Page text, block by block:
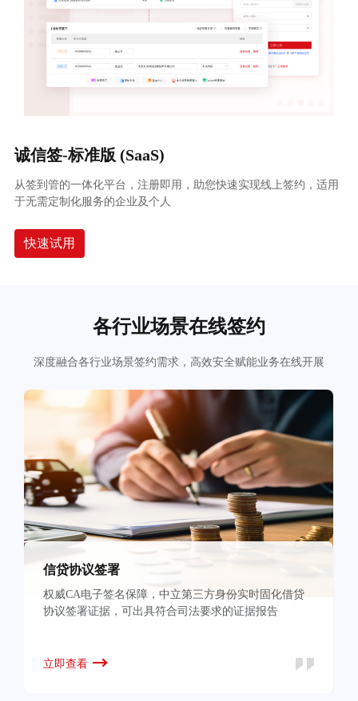
诚信签-标准版 (SaaS)
从签到管的一体化平台，注册即用，助您快速实现线上签约，适用
于无需定制化服务的企业及个人
快速试用
各行业场景在线签约
深度融合各行业场景签约需求，高效安全赋能业务在线开展
信贷协议签署
权威CA电子签名保障，中立第三方身份实时固化借贷
协议签署证据，可出具符合司法要求的证据报告
立即查看